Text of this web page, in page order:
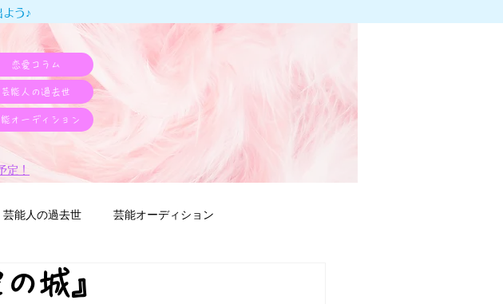
う♪
恋愛コラム
芸能人の過去世
能オーディション
定！
芸能人の過去世 芸能オーディション
城』